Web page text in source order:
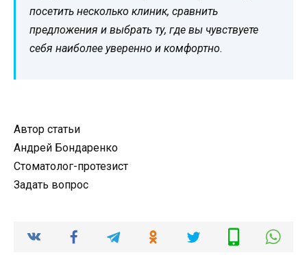
посетить несколько клиник, сравнить
предложения и выбрать ту, где вы чувствуете
себя наиболее уверенно и комфортно.
Автор статьи
Андрей Бондаренко
Стоматолог-протезист
Задать вопрос